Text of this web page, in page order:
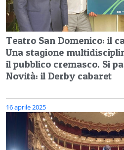
Teatro San Domenico: il
Una stagione
il pubblico cremasco. Si
Novità: il Derby cabaret
16 aprile 2025